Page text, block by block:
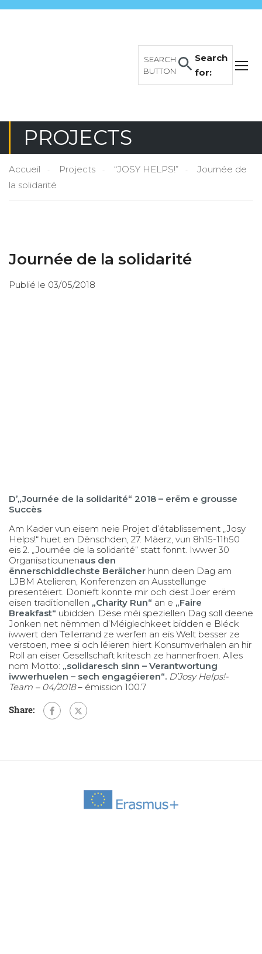
Search
for:
SEARCH
BUTTON
PROJECTS
Accueil Projects “JOSY HELPS!”
Journée de
la solidarité
Journée de la solidarité
Publié le 03/05/2018
D’„Journée de la solidarité“ 2018 – erëm e grousse
Succès
Am Kader vun eisem neie Projet d’établissement „Josy
Helps!“ huet en Dënschden, 27. Mäerz, vun 8h15-11h50
eis 2. „Journée de la solidarité“ statt fonnt. Iwwer 30
Organisatiounenaus den
ënnerschiddlechste Beräicher hunn deen Dag am
LJBM Atelieren, Konferenzen an Ausstellunge
presentéiert. Donieft konnte mir och dëst Joer erëm
eisen traditionellen „Charity Run“ an e „Faire
Breakfast“ ubidden. Dëse méi speziellen Dag soll deene
Jonken net nëmmen d’Méiglechkeet bidden e Bléck
iwwert den Tellerrand ze werfen an eis Welt besser ze
verstoen, mee si och léieren hiert Konsumverhalen an hir
Roll an eiser Gesellschaft kritesch ze hannerfroen. Alles
nom Motto: „solidaresch sinn – Verantwortung
iwwerhuelen – sech engagéieren“. D’Josy Helps!-
Team – 04/2018– émission 100.7
Share: